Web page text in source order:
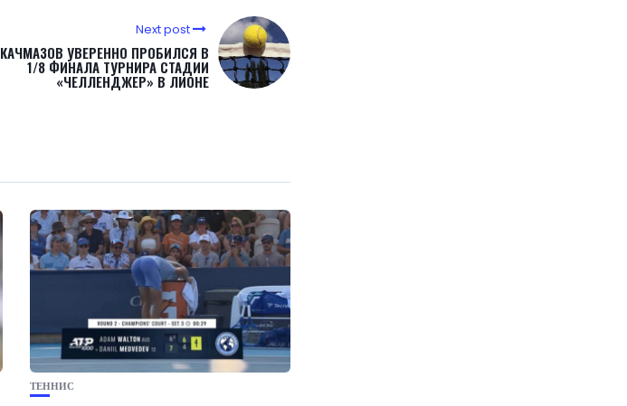
Next post
КАЧМАЗОВ УВЕРЕННО ПРОБИЛСЯ В
1/8 ФИНАЛА ТУРНИРА СТАДИИ
«ЧЕЛЛЕНДЖЕР» В ЛИОНЕ
ТЕННИС